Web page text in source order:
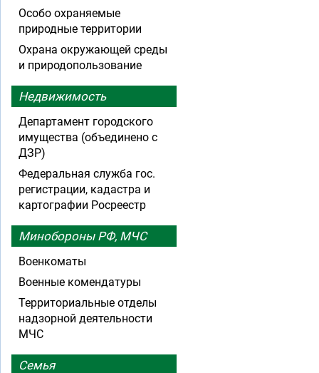
Особо охраняемые
природные территории
Охрана окружающей среды
и природопользование
Недвижимость
Департамент городского
имущества (объединено с
ДЗР)
Федеральная служба гос.
регистрации, кадастра и
картографии Росреестр
Минобороны РФ, МЧС
Военкоматы
Военные комендатуры
Территориальные отделы
надзорной деятельности
МЧС
Семья